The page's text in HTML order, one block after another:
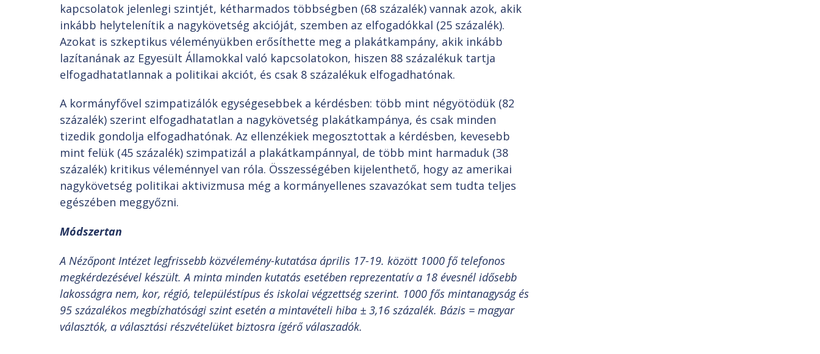
kapcsolatok jelenlegi szintjét, kétharmados többségben (68 százalék) vannak azok, akik
inkább helytelenítik a nagykövetség akcióját, szemben az elfogadókkal (25 százalék).
Azokat is szkeptikus véleményükben erősíthette meg a plakátkampány, akik inkább
lazítanának az Egyesült Államokkal való kapcsolatokon, hiszen 88 százalékuk tartja
elfogadhatatlannak a politikai akciót, és csak 8 százalékuk elfogadhatónak.
A kormányfővel szimpatizálók egységesebbek a kérdésben: több mint négyötödük (82
százalék) szerint elfogadhatatlan a nagykövetség plakátkampánya, és csak minden
tizedik gondolja elfogadhatónak. Az ellenzékiek megosztottak a kérdésben, kevesebb
mint felük (45 százalék) szimpatizál a plakátkampánnyal, de több mint harmaduk (38
százalék) kritikus véleménnyel van róla. Összességében kijelenthető, hogy az amerikai
nagykövetség politikai aktivizmusa még a kormányellenes szavazókat sem tudta teljes
egészében meggyőzni.
Módszertan
A Nézőpont Intézet legfrissebb közvélemény-kutatása április 17-19. között 1000 fő telefonos
megkérdezésével készült. A minta minden kutatás esetében reprezentatív a 18 évesnél idősebb
lakosságra nem, kor, régió, településtípus és iskolai végzettség szerint. 1000 fős mintanagyság és
95 százalékos megbízhatósági szint esetén a mintavételi hiba ± 3,16 százalék. Bázis = magyar
választók, a választási részvételüket biztosra ígérő válaszadók.